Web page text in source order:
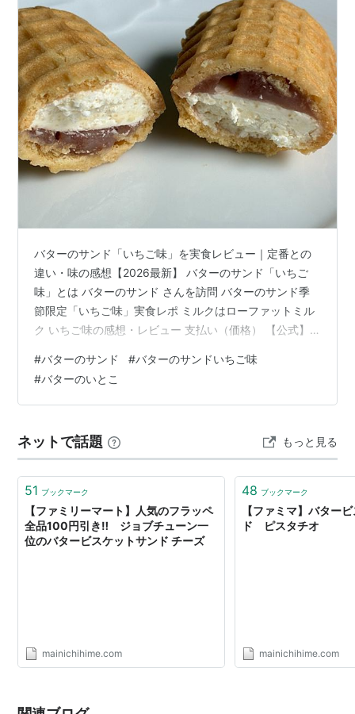
バターのサンド「いちご味」を実食レビュー｜定番との
違い・味の感想【2026最新】 バターのサンド「いちご
味」とは バターのサンド さんを訪問 バターのサンド季
節限定「いちご味」実食レポ ミルクはローファットミル
ク いちご味の感想・レビュー 支払い（価格） 【公式】
ました！ 【公式】GOOD NEWSさんから以前の記事にも
「いいね❤️」いただきました！ バターのサンドと バター
のいとこ との違い 食べ比べのブログ記事はこちら👇 新作
レビュー記事はこちら👇 最後に バターのサンド「いちご
味」…
#バターのサンド #バターのサンドいちご味
#バターのいとこ
ネットで話題 もっと見る
51 ブックマーク
【ファミリーマート】人気のフラッペ
全品100円引き‼ ジョブチューン一
位のバタービスケットサンド チーズ
mainichihime.com
48 ブックマーク
【ファミマ】バター
ド ピスタチオ
mainichihime.com